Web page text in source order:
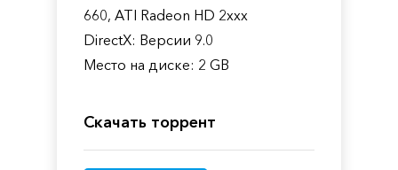
660, ATI Radeon HD 2xxx
DirectX: Версии 9.0
Место на диске: 2 GB
Скачать торрент